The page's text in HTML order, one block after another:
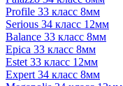
Profile 33 класс 8мм
Serious 34 класс 12мм
Balance 33 класс 8мм
Epica 33 класс 8мм
Estet 33 класс 12мм
Expert 34 класс 8мм